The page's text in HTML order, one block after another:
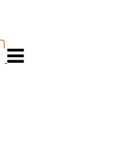
navigasjon